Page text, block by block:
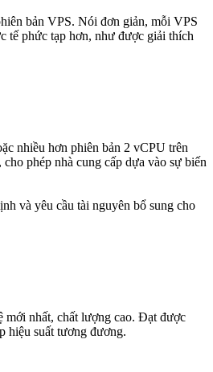
bản VPS. Nói đơn giản, mỗi VPS
tế phức tạp hơn, như được giải thích
nhiều hơn phiên bản 2 vCPU trên
phép nhà cung cấp dựa vào sự biến
và yêu cầu tài nguyên bổ sung cho
mới nhất, chất lượng cao. Đạt được
hiệu suất tương đương.